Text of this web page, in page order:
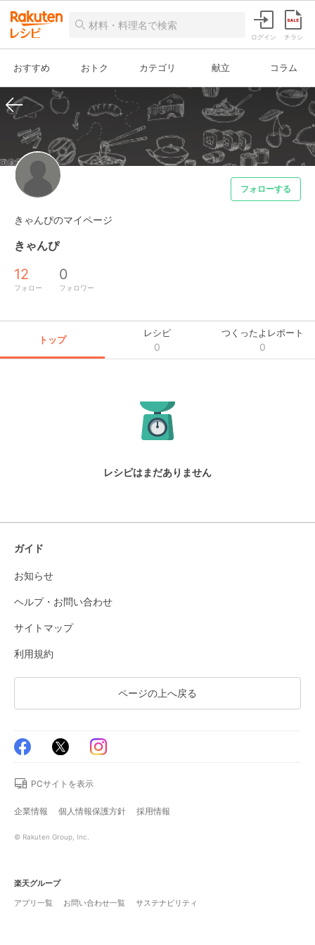
ログイン チラシ
おすすめ おトク カテゴリ 献立 コラム
フォローする
きゃんぴのマイページ
きゃんぴ
12
フォロー
0
フォロワー
トップ
レシピ
0
つくったよレポート
0
レシピはまだありません
ガイド
お知らせ
ヘルプ・お問い合わせ
サイトマップ
利用規約
ページの上へ戻る
PCサイトを表示
企業情報 個人情報保護方針 採用情報
© Rakuten Group, Inc.
楽天グループ
アプリ一覧
お問い合わせ一覧 サステナビリティ